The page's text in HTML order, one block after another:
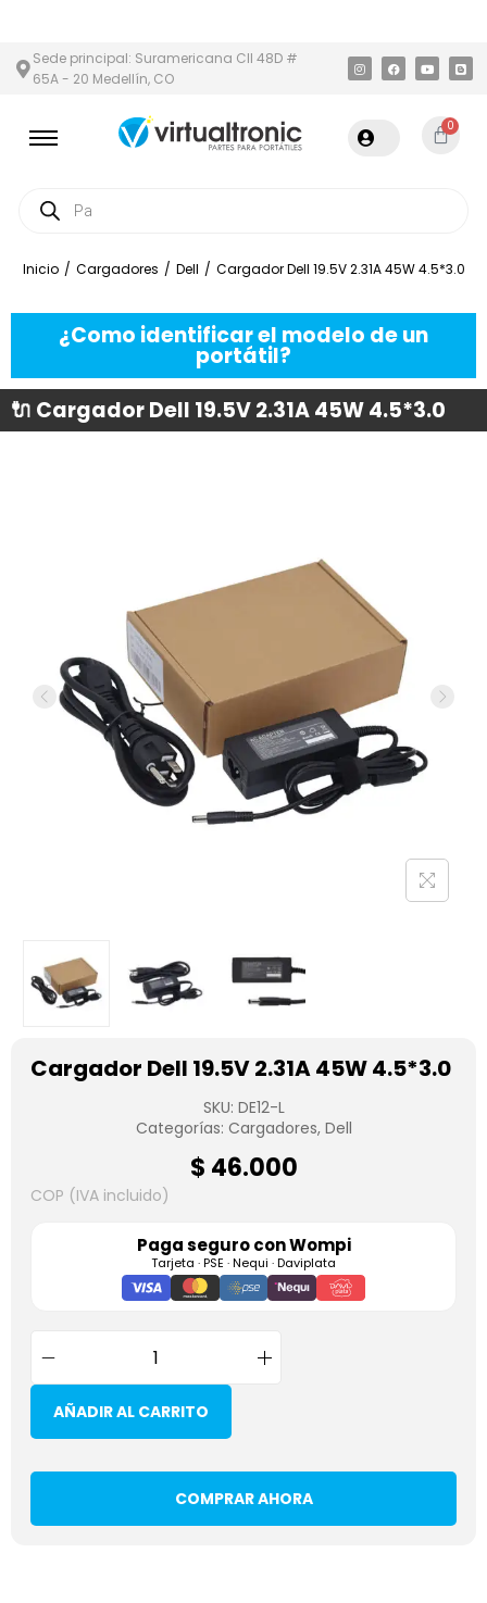
Sede principal: Suramericana Cll 48D #
65A - 20 Medellín, CO
0
Inicio / Cargadores / Dell / Cargador Dell 19.5V 2.31A 45W 4.5*3.0
¿Como identificar el modelo de un
portátil?
🔌 Cargador Dell 19.5V 2.31A 45W 4.5*3.0
Cargador Dell 19.5V 2.31A 45W 4.5*3.0
SKU: DE12-L
Categorías: Cargadores, Dell
$ 46.000
COP (IVA incluido)
Paga seguro conWompi
Tarjeta · PSE · Nequi · Daviplata
AÑADIR AL CARRITO
COMPRAR AHORA